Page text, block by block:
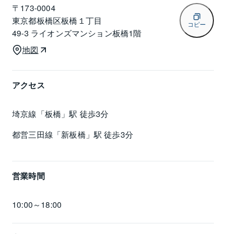
〒 173-0004
東京都板橋区板橋１丁目
49-3 ライオンズマンション板橋1階
コピー
地図
アクセス
埼京線「板橋」駅 徒歩3分
都営三田線「新板橋」駅 徒歩3分
営業時間
10:00～18:00